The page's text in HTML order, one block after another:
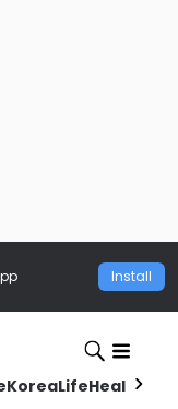
Install
KoreaLifeHealth